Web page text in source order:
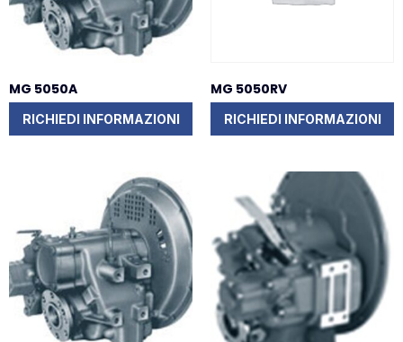
MG 5050A
RICHIEDI INFORMAZIONI
MG 5050RV
RICHIEDI INFORMAZIONI